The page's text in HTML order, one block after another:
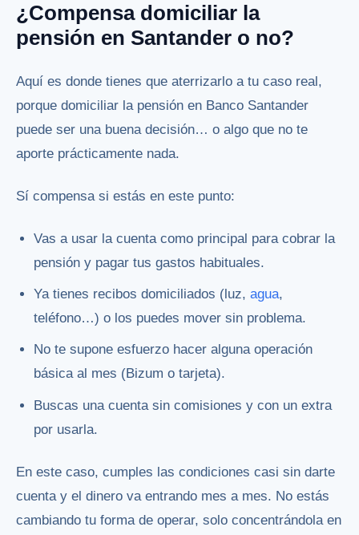
¿Compensa domiciliar la
pensión en Santander o no?
Aquí es donde tienes que aterrizarlo a tu caso real,
porque domiciliar la pensión en Banco Santander
puede ser una buena decisión… o algo que no te
aporte prácticamente nada.
Sí compensa si estás en este punto:
Vas a usar la cuenta como principal para cobrar la
pensión y pagar tus gastos habituales.
Ya tienes recibos domiciliados (luz,agua,
teléfono…) o los puedes mover sin problema.
No te supone esfuerzo hacer alguna operación
básica al mes (Bizum o tarjeta).
Buscas una cuenta sin comisiones y con un extra
por usarla.
En este caso, cumples las condiciones casi sin darte
cuenta y el dinero va entrando mes a mes. No estás
cambiando tu forma de operar, solo concentrándola en